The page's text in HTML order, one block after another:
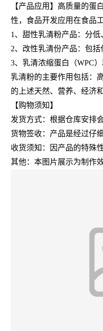
【产品应用】高质量的
性，食品开发应用在食品
1、甜性乳清粉产品：分低
2、改性乳清份产品：包括
3、乳清浓缩蛋白（WPC
乳清粉的主要作用包括：
的上述天然、营养、经济
【购物须知】
发货方式：根据仓库安排
货物签收：产品是经过仔
收货须知：因产品的特殊
其他：本图片展示为制作